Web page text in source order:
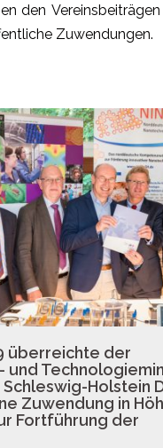
den
Zuwendungen.
überreichte der
und
Holstein
Zuwendung in
Fortführung der